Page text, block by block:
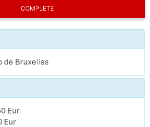
COMPLETE
de Bruxelles
Eur
Eur